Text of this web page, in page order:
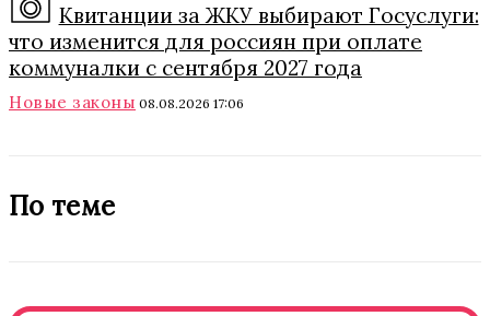
Квитанции за ЖКУ выбирают Госуслуги:
что изменится для россиян при оплате
коммуналки с сентября 2027 года
Новые законы 08.08.2026 17:06
По теме